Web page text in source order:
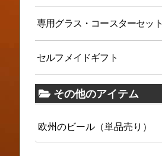
専用グラス・コースターセット
セルフメイドギフト
その他のアイテム
欧州のビール（単品売り）